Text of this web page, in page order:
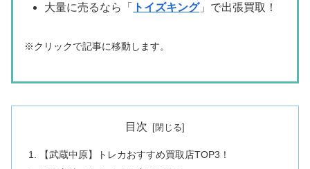
大量に売るなら「
トイズキング」で出張買取！
※クリックで記事に移動します。
目次
【武蔵中原】トレカおすすめ買取店TOP3！